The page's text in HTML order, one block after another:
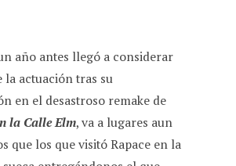
año antes llegó a considerar
la actuación tras su
en el desastroso remake de
la Calle Elm, va a lugares aun
que los que visitó Rapace en la